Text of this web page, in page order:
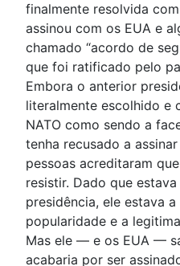
finalmente resolvida
assinou com os EUA e
chamado “acordo de
que foi ratificado pelo
Embora o anterior
literalmente escolhido e
NATO como sendo a
tenha recusado a
pessoas acreditaram
resistir. Dado que
presidência, ele estava
popularidade e a
Mas ele — e os EUA —
acabaria por ser